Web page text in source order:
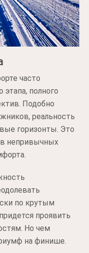
часто
полного
Подобно
реальность
горизонты. Это
в непривычных
по крутым
проявить
Но чем
на финише.